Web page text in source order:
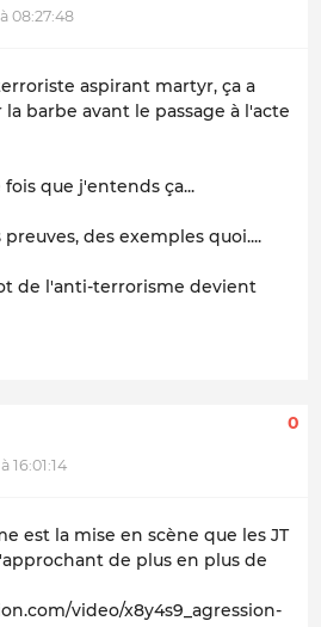
08:27:48
aspirant martyr, ça a
barbe avant le passage à l'acte
que j'entends ça...
des exemples quoi....
de l'anti-terrorisme devient
16:01:14
0
est la mise en scène que les JT
de plus en plus de
video/x8y4s9_agression-